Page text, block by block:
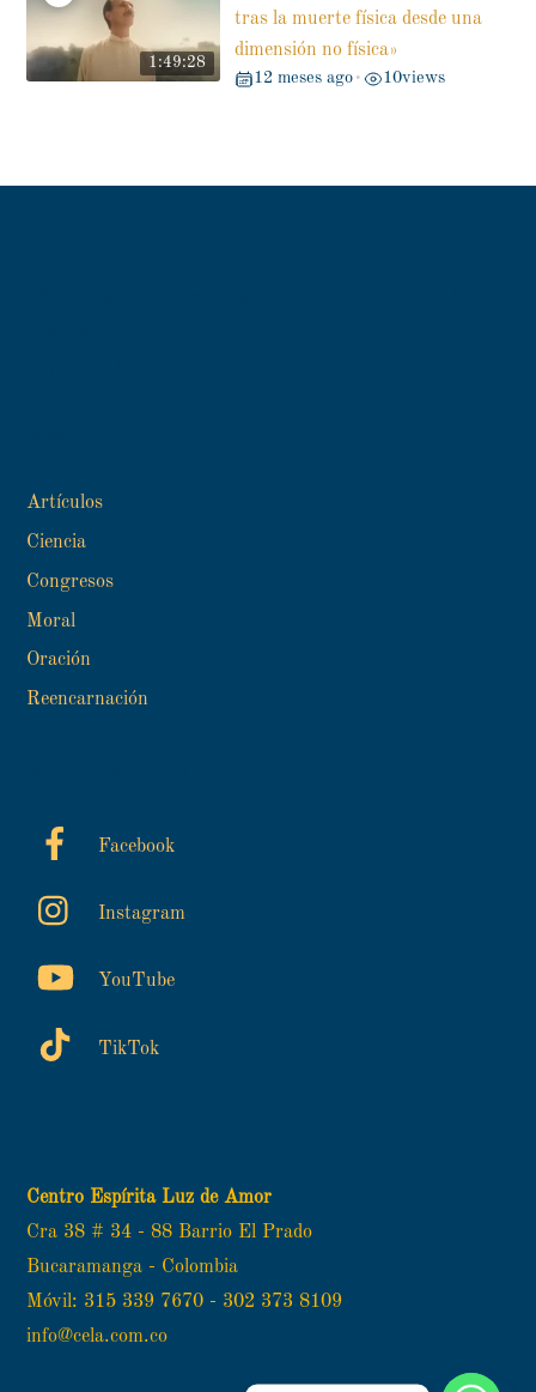
1:49:28
tras la muerte física desde una
dimensión no física»
12 meses ago • 10views
Artículos
Ciencia
Congresos
Moral
Oración
Reencarnación
Facebook
Instagram
YouTube
TikTok
Centro Espírita Luz de Amor
Cra 38 # 34 - 88 Barrio El Prado
Bucaramanga - Colombia
Móvil: 315 339 7670 - 302 373 8109
info@cela.com.co